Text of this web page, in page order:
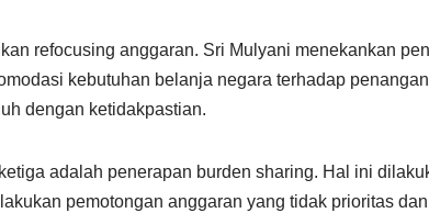
refocusing anggaran. Sri Mulyani menekankan
kebutuhan belanja negara terhadap
dengan ketidakpastian.
adalah penerapan burden sharing. Hal ini
pemotongan anggaran yang tidak prioritas